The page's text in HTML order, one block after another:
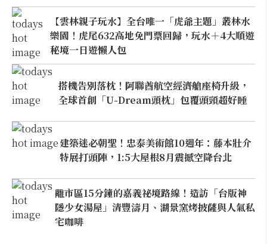
【雲林親子玩水】全台唯一「虎爺主題」叢林水
樂園！虎尾632高地免門票回歸，玩水＋4大順遊
秘境一日遊懶人包
搭機告別落枕！阿聯酋航空經濟艙座椅升級，
全球首創「U-Dream頭枕」包覆頭頸超好睡
建築迷必朝聖！忠泰美術館10週年：藤本壯介
特展打頭陣，1:5大屋根8月震撼空降台北
離市區15分鐘的嘉義祕境路線！造訪「台版神
隱少女湯屋」清豐濤月、湖景窯烤披薩與人氣私
宅咖啡